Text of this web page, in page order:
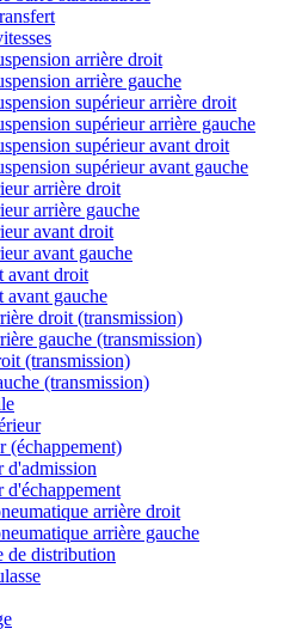
arrière droit
arrière gauche
supérieur arrière droit
supérieur arrière gauche
supérieur avant droit
supérieur avant gauche
arrière droit
arrière gauche
avant droit
avant gauche
avant droit
avant gauche
droit (transmission)
gauche (transmission)
(transmission)
(transmission)
(échappement)
d'admission
d'échappement
arrière droit
arrière gauche
de distribution